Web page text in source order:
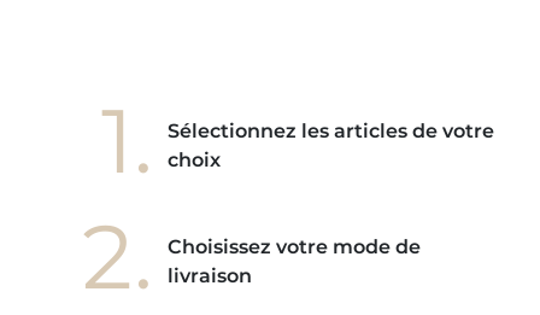
1.
Sélectionnez les articles de votre
choix
2.
Choisissez votre mode de
livraison